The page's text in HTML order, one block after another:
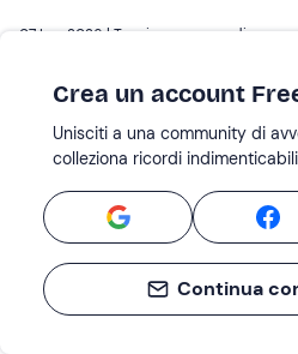
07 Lug 2026 | Tour in gommone di
Bella esperienza
Geppo è stato un ottimo
è stata davvero rilassante e ci
bellezze della Costa
state sufficienti per visitare
da offrire.
Recensito da
Crea un account
Unisciti a una community di
colleziona ricordi
Continua